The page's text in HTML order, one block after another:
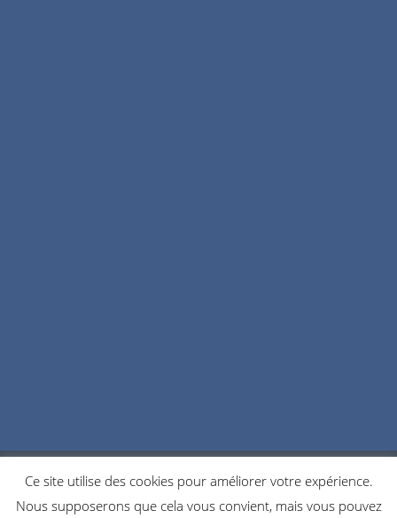
POLITIQUE DE CONFIDENTIALITÉ
COOKIES
NOUS CONTACTER
Ce site utilise des cookies pour améliorer votre expérience.
Nous supposerons que cela vous convient, mais vous pouvez